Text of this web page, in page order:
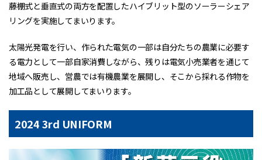
藤棚式と垂直式の両方を配置したハイブリット型のソーラーシェア
リングを実施してまいります。
太陽光発電を行い、作られた電気の一部は自分たちの農業に必要す
る電力として一部自家消費しながら、残りは電気小売業者を通じて
地域へ販売し、営農では有機農業を展開し、そこから採れる作物を
加工品として展開してまいります。
2024 3rd UNIFORM